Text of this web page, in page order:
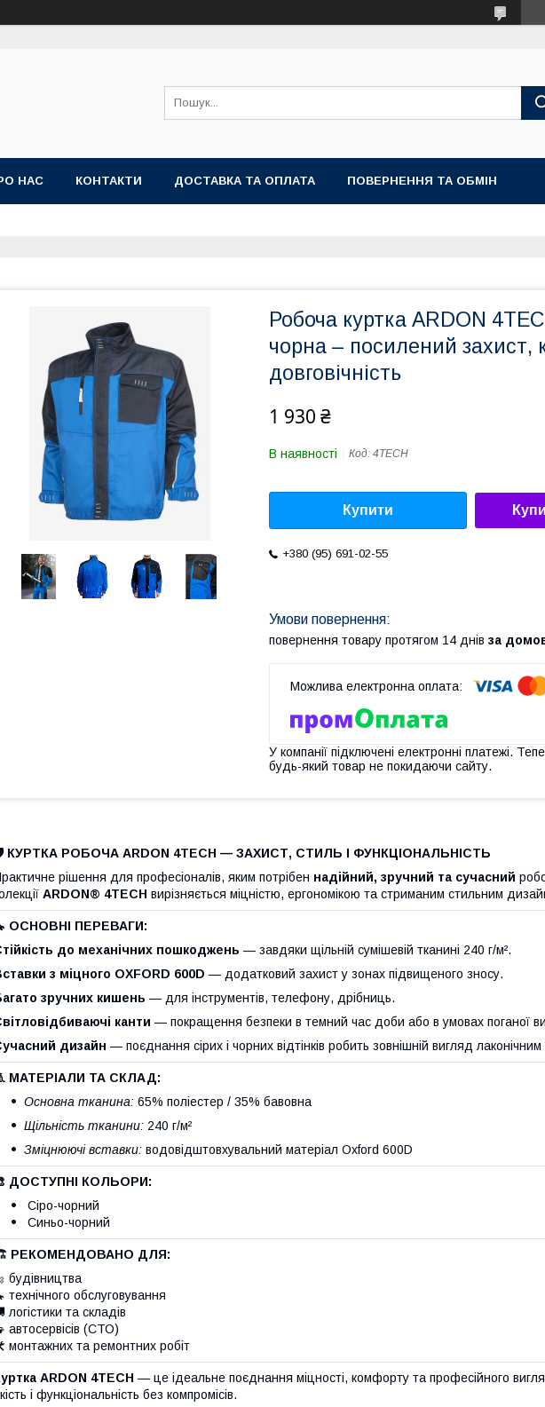
НАС КОНТАКТИ ДОСТАВКА ТА ОПЛАТА ПОВЕРНЕННЯ ТА ОБМІН
Робоча куртка ARDON
чорна – посилений захист,
довговічність
1 930 ₴
В наявності Код: 4TECH
Купити
+380 (95) 691-02-55
повернення товару протягом 14 днів за
У компанії підключені електронні платежі.
будь-який товар не покидаючи сайту.
КУРТКА РОБОЧА ARDON 4TECH — ЗАХИСТ, СТИЛЬ І ФУНКЦІОНАЛЬНІСТЬ
рішення для професіоналів, яким потрібен надійний, зручний та сучасний
ARDON® 4TECH вирізняється міцністю, ергономікою та стриманим стильним
ОСНОВНІ ПЕРЕВАГИ:
до механічних пошкоджень — завдяки щільній сумішевій тканині 240 г/м².
з міцного OXFORD 600D — додатковий захист у зонах підвищеного зносу.
зручних кишень — для інструментів, телефону, дрібниць.
канти — покращення безпеки в темний час доби або в умовах поганої
дизайн — поєднання сірих і чорних відтінків робить зовнішній вигляд
МАТЕРІАЛИ ТА СКЛАД:
Основна тканина: 65% поліестер / 35% бавовна
Щільність тканини: 240 г/м²
Зміцнюючі вставки: водовідштовхувальний матеріал Oxford 600D
ДОСТУПНІ КОЛЬОРИ:
Сіро-чорний
Синьо-чорний
РЕКОМЕНДОВАНО ДЛЯ:
будівництва
технічного обслуговування
логістики та складів
автосервісів (СТО)
монтажних та ремонтних робіт
ARDON 4TECH — це ідеальне поєднання міцності, комфорту та професійного
і функціональність без компромісів.